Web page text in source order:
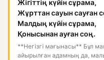
Жігіттің күйін сұрама,
Жұрттан сауын сауған
Малдың күйін сұрама,
Қонысынан ауған соң.
**Негізгі мағынасы** Бұл
айырылған адамның да,